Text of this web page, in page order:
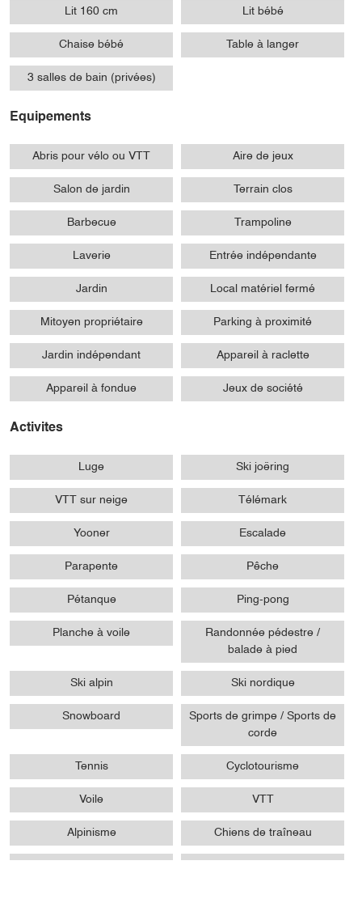
Lit 160 cm Lit bébé
Chaise bébé Table à langer
3 salles de bain (privées)
Equipements
Abris pour vélo ou VTT Aire de jeux
Salon de jardin Terrain clos
Barbecue Trampoline
Laverie Entrée indépendante
Jardin Local matériel fermé
Mitoyen propriétaire Parking à proximité
Jardin indépendant Appareil à raclette
Appareil à fondue Jeux de société
Activites
Luge Ski joëring
VTT sur neige Télémark
Yooner Escalade
Parapente Pêche
Pétanque Ping-pong
Planche à voile
Randonnée pédestre /
balade à pied
Ski alpin Ski nordique
Snowboard
Sports de grimpe / Sports de
corde
Tennis Cyclotourisme
Voile VTT
Alpinisme Chiens de traîneau